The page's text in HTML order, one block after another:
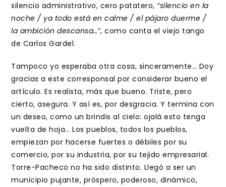
silencio administrativo, cero patatero,“silencio en la
noche / ya todo está en calme / el pájaro duerme /
la ambición descansa…”, como canta el viejo tango
de Carlos Gardel.
Tampoco yo esperaba otra cosa, sinceramente… Doy
gracias a este corresponsal por considerar bueno el
artículo. Es realista, más que bueno. Triste, pero
cierto, asegura. Y así es, por desgracia. Y termina con
un deseo, como un brindis al cielo: ojalá esto tenga
vuelta de hoja… Los pueblos, todos los pueblos,
empiezan por hacerse fuertes o débiles por su
comercio, por su industria, por su tejido empresarial.
Torre-Pacheco no ha sido distinto. Llegó a ser un
municipio pujante, próspero, poderoso, dinámico,